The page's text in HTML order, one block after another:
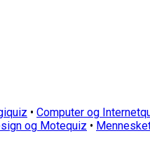
• Computer og
og Motequiz •